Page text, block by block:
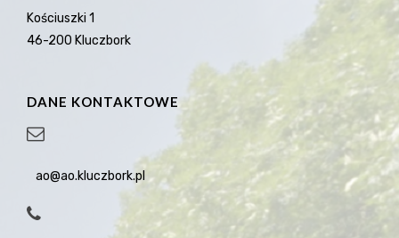
Kościuszki 1
46-200 Kluczbork
DANE KONTAKTOWE
ao@ao.kluczbork.pl